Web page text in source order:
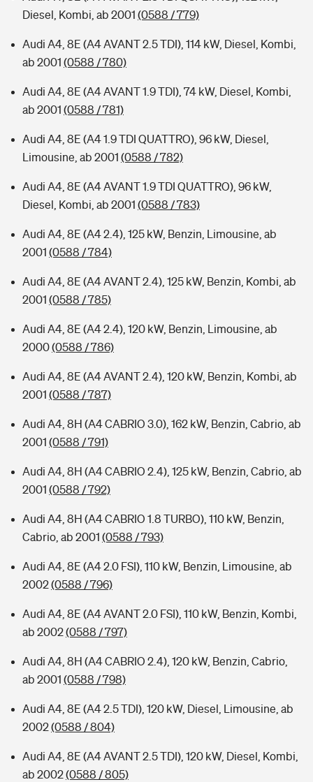
Diesel, Kombi, ab 2001 (0588 / 779)
Audi A4, 8E (A4 AVANT 2.5 TDI), 114 kW, Diesel, Kombi,
ab 2001 (0588 / 780)
Audi A4, 8E (A4 AVANT 1.9 TDI), 74 kW, Diesel, Kombi,
ab 2001 (0588 / 781)
Audi A4, 8E (A4 1.9 TDI QUATTRO), 96 kW, Diesel,
Limousine, ab 2001 (0588 / 782)
Audi A4, 8E (A4 AVANT 1.9 TDI QUATTRO), 96 kW,
Diesel, Kombi, ab 2001 (0588 / 783)
Audi A4, 8E (A4 2.4), 125 kW, Benzin, Limousine, ab
2001 (0588 / 784)
Audi A4, 8E (A4 AVANT 2.4), 125 kW, Benzin, Kombi, ab
2001 (0588 / 785)
Audi A4, 8E (A4 2.4), 120 kW, Benzin, Limousine, ab
2000(0588 / 786)
Audi A4, 8E (A4 AVANT 2.4), 120 kW, Benzin, Kombi, ab
2001 (0588 / 787)
Audi A4, 8H (A4 CABRIO 3.0), 162 kW, Benzin, Cabrio, ab
2001 (0588 / 791)
Audi A4, 8H (A4 CABRIO 2.4), 125 kW, Benzin, Cabrio, ab
2001 (0588 / 792)
Audi A4, 8H (A4 CABRIO 1.8 TURBO), 110 kW, Benzin,
Cabrio, ab 2001 (0588 / 793)
Audi A4, 8E (A4 2.0 FSI), 110 kW, Benzin, Limousine, ab
2002(0588 / 796)
Audi A4, 8E (A4 AVANT 2.0 FSI), 110 kW, Benzin, Kombi,
ab 2002(0588 / 797)
Audi A4, 8H (A4 CABRIO 2.4), 120 kW, Benzin, Cabrio,
ab 2001 (0588 / 798)
Audi A4, 8E (A4 2.5 TDI), 120 kW, Diesel, Limousine, ab
2002(0588 / 804)
Audi A4, 8E (A4 AVANT 2.5 TDI), 120 kW, Diesel, Kombi,
ab 2002(0588 / 805)